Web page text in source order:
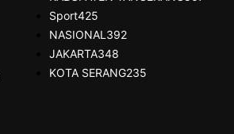
Sport425
NASIONAL 392
JAKARTA348
KOTA SERANG235